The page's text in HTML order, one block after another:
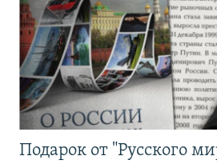
Подарок от "Русского